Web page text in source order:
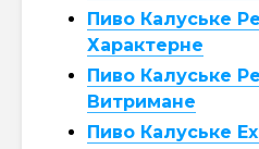
Пиво Калуське
Характерне
Пиво Калуське
Витримане
Пиво Калуське